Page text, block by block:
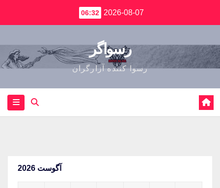
2026-08-07
06:32
رسواگر
رسوا کننده آزارگران
آگوست 2026